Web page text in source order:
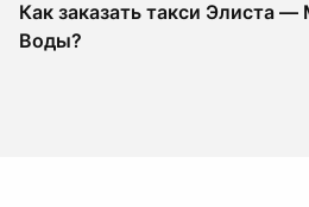
Как заказать такси Элиста
Воды?